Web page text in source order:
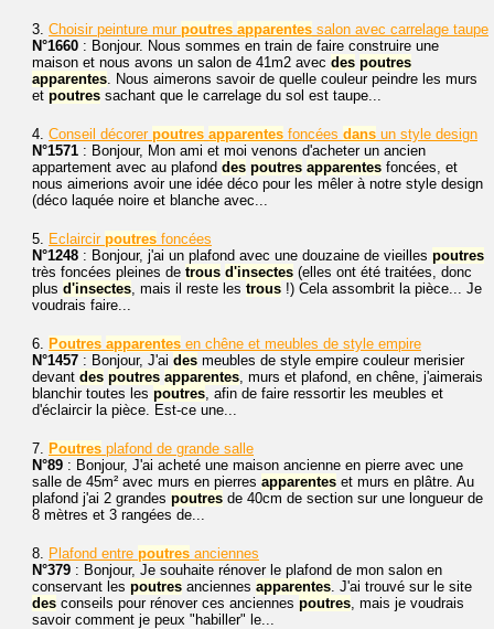
3. Choisir peinture mur poutres apparentes salon avec carrelage taupe
N°1660 : Bonjour. Nous sommes en train de faire construire une
maison et nous avons un salon de 41m2 avec des poutres
apparentes. Nous aimerons savoir de quelle couleur peindre les murs
et poutres sachant que le carrelage du sol est taupe...
4. Conseil décorer poutres apparentes foncées dans un style design
N°1571 : Bonjour, Mon ami et moi venons d'acheter un ancien
appartement avec au plafond des poutres apparentes foncées, et
nous aimerions avoir une idée déco pour les mêler à notre style design
(déco laquée noire et blanche avec...
5. Eclaircir poutres foncées
N°1248 : Bonjour, j'ai un plafond avec une douzaine de vieilles poutres
très foncées pleines de trous d'insectes (elles ont été traitées, donc
plus d'insectes, mais il reste les trous !) Cela assombrit la pièce... Je
voudrais faire...
6. Poutres apparentes en chêne et meubles de style empire
N°1457 : Bonjour, J'ai des meubles de style empire couleur merisier
devant des poutres apparentes, murs et plafond, en chêne, j'aimerais
blanchir toutes les poutres, afin de faire ressortir les meubles et
d'éclaircir la pièce. Est-ce une...
7. Poutres plafond de grande salle
N°89 : Bonjour, J'ai acheté une maison ancienne en pierre avec une
salle de 45m² avec murs en pierres apparentes et murs en plâtre. Au
plafond j'ai 2 grandes poutres de 40cm de section sur une longueur de
8 mètres et 3 rangées de...
8. Plafond entre poutres anciennes
N°379 : Bonjour, Je souhaite rénover le plafond de mon salon en
conservant les poutres anciennes apparentes. J'ai trouvé sur le site
des conseils pour rénover ces anciennes poutres, mais je voudrais
savoir comment je peux "habiller" le...